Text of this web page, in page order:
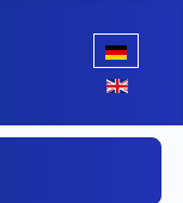
Sprache